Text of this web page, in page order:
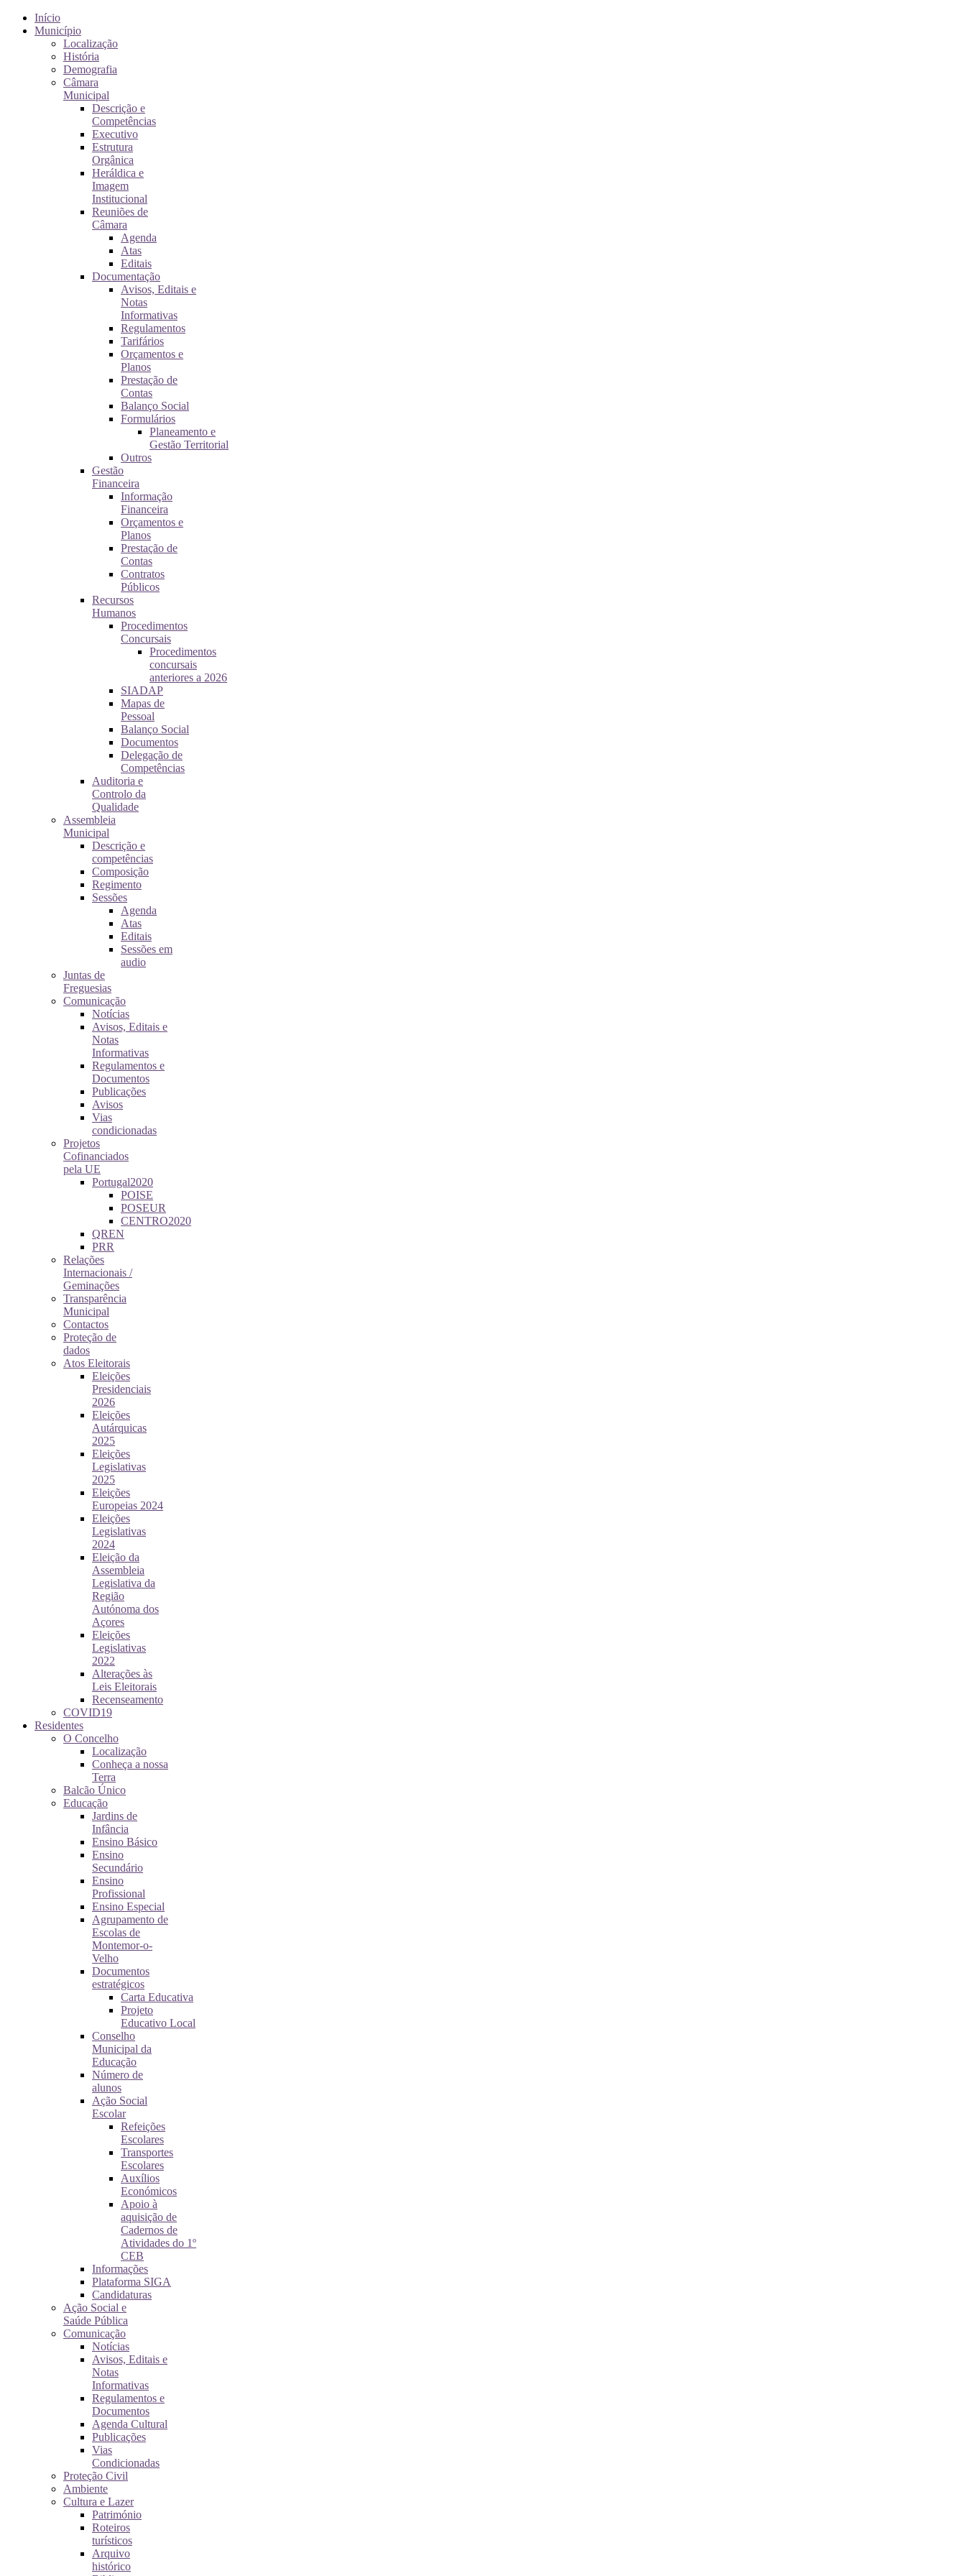
Início
Município
Localização
História
Demografia
Câmara
Municipal
Descrição e
Competências
Executivo
Estrutura
Orgânica
Heráldica e
Imagem
Institucional
Reuniões de
Câmara
Agenda
Atas
Editais
Documentação
Avisos, Editais e
Notas
Informativas
Regulamentos
Tarifários
Orçamentos e
Planos
Prestação de
Contas
Balanço Social
Formulários
Planeamento e
Gestão Territorial
Outros
Gestão
Financeira
Informação
Financeira
Orçamentos e
Planos
Prestação de
Contas
Contratos
Públicos
Recursos
Humanos
Procedimentos
Concursais
Procedimentos
concursais
anteriores a 2026
SIADAP
Mapas de
Pessoal
Balanço Social
Documentos
Delegação de
Competências
Auditoria e
Controlo da
Qualidade
Assembleia
Municipal
Descrição e
competências
Composição
Regimento
Sessões
Agenda
Atas
Editais
Sessões em
audio
Juntas de
Freguesias
Comunicação
Notícias
Avisos, Editais e
Notas
Informativas
Regulamentos e
Documentos
Publicações
Avisos
Vias
condicionadas
Projetos
Cofinanciados
pela UE
Portugal2020
POISE
POSEUR
CENTRO2020
QREN
PRR
Relações
Internacionais /
Geminações
Transparência
Municipal
Contactos
Proteção de
dados
Atos Eleitorais
Eleições
Presidenciais
2026
Eleições
Autárquicas
2025
Eleições
Legislativas
2025
Eleições
Europeias 2024
Eleições
Legislativas
2024
Eleição da
Assembleia
Legislativa da
Região
Autónoma dos
Açores
Eleições
Legislativas
2022
Alterações às
Leis Eleitorais
Recenseamento
COVID19
Residentes
O Concelho
Localização
Conheça a nossa
Terra
Balcão Único
Educação
Jardins de
Infância
Ensino Básico
Ensino
Secundário
Ensino
Profissional
Ensino Especial
Agrupamento de
Escolas de
Montemor-o-
Velho
Documentos
estratégicos
Carta Educativa
Projeto
Educativo Local
Conselho
Municipal da
Educação
Número de
alunos
Ação Social
Escolar
Refeições
Escolares
Transportes
Escolares
Auxílios
Económicos
Apoio à
aquisição de
Cadernos de
Atividades do 1º
CEB
Informações
Plataforma SIGA
Candidaturas
Ação Social e
Saúde Pública
Comunicação
Notícias
Avisos, Editais e
Notas
Informativas
Regulamentos e
Documentos
Agenda Cultural
Publicações
Vias
Condicionadas
Proteção Civil
Ambiente
Cultura e Lazer
Património
Roteiros
turísticos
Arquivo
histórico